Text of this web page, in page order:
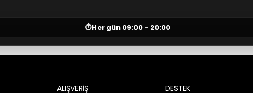
⏱Her gün 09:00 – 20:00
ALIŞVERİŞ DESTEK